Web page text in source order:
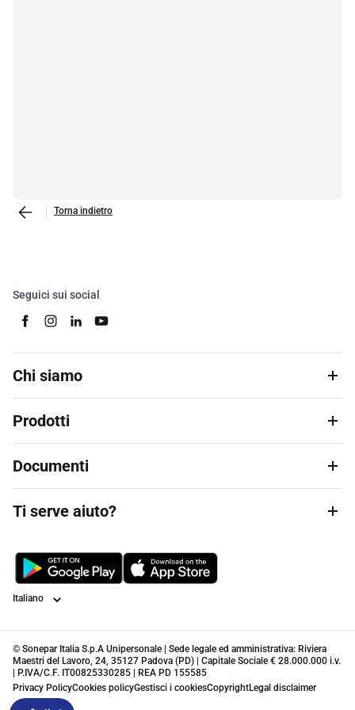
Torna indietro
Seguici sui social
Chi siamo
Prodotti
Documenti
Ti serve aiuto?
Lingua
© Sonepar Italia S.p.A Unipersonale | Sede legale ed amministrativa: Riviera
Maestri del Lavoro, 24, 35127 Padova (PD) | Capitale Sociale € 28.000.000 i.v.
| P.IVA/C.F. IT00825330285 | REA PD 155585
Privacy PolicyCookies policyGestisci i cookiesCopyrightLegal disclaimer